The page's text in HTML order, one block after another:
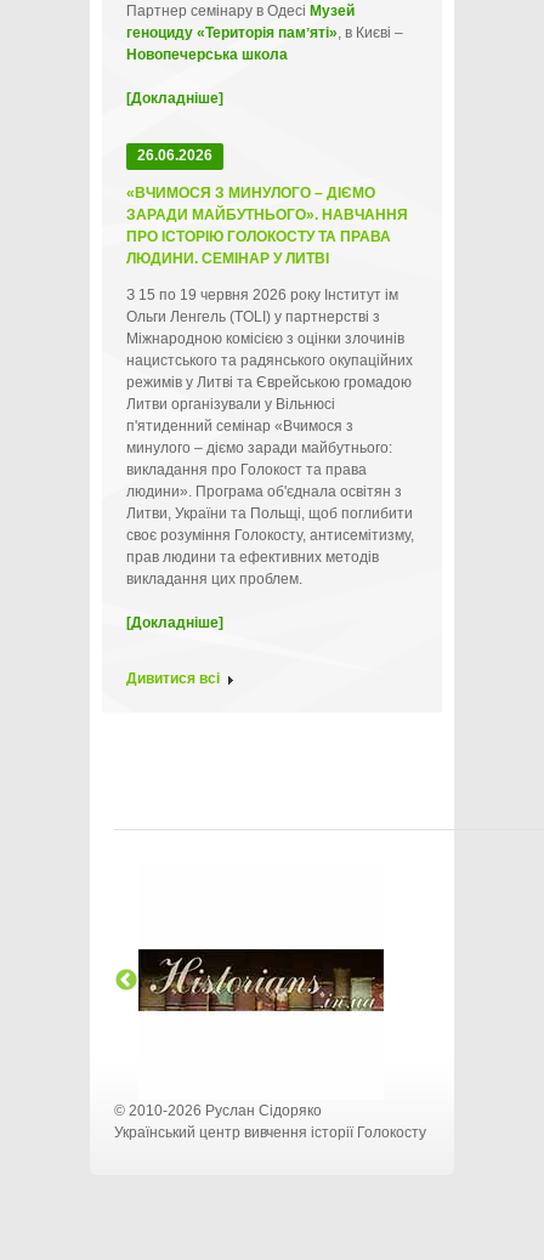
Партнер семінару в Одесі Музей
геноциду «Територія памʼяті», в Києві –
Новопечерська школа
[Докладніше]
26.06.2026
«ВЧИМОСЯ З МИНУЛОГО – ДІЄМО
ЗАРАДИ МАЙБУТНЬОГО». НАВЧАННЯ
ПРО ІСТОРІЮ ГОЛОКОСТУ ТА ПРАВА
ЛЮДИНИ. СЕМІНАР У ЛИТВІ
З 15 по 19 червня 2026 року Інститут ім
Ольги Ленгель (TOLI) у партнерстві з
Міжнародною комісією з оцінки злочинів
нацистського та радянського окупаційних
режимів у Литві та Єврейською громадою
Литви організували у Вільнюсі
п'ятиденний семінар «Вчимося з
минулого – діємо заради майбутнього:
викладання про Голокост та права
людини». Програма об'єднала освітян з
Литви, України та Польщі, щоб поглибити
своє розуміння Голокосту, антисемітизму,
прав людини та ефективних методів
викладання цих проблем.
[Докладніше]
Дивитися всі
© 2010-2026 Руслан Сідоряко
Український центр вивчення історії Голокосту